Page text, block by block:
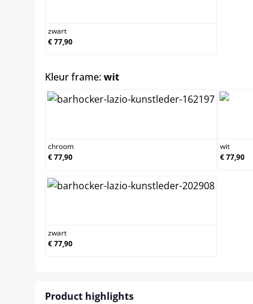
zwart
€ 77,90
Kleur frame:witselect
chroom
€ 77,90
wit
€ 77,90
zwart
€ 77,90
Product highlights